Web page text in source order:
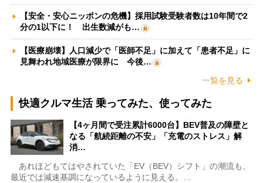
【安全・安心ニッポンの危機】採用試験受験者数は10年間で2
分の1以下に！ 出生数減がも…
【医療崩壊】人口減少で「医師不足」に加えて「患者不足」に
見舞われ地域医療が限界に 今後…
一覧を見る
快適クルマ生活 乗ってみた、使ってみた
【4ヶ月間で受注累計6000台】BEV普及の障壁と
なる「航続距離の不安」「充電のストレス」解
消…
あれほどもてはやされていた「EV（BEV）シフト」の潮流も、
最近では減速基調になっているように見える。…